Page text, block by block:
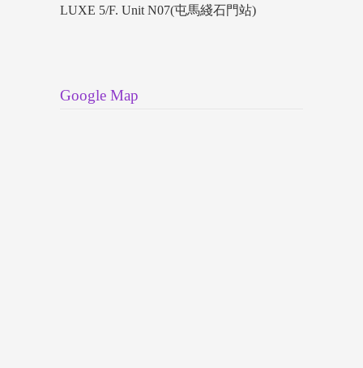
LUXE 5/F. Unit N07(屯馬綫石門站)
Google Map